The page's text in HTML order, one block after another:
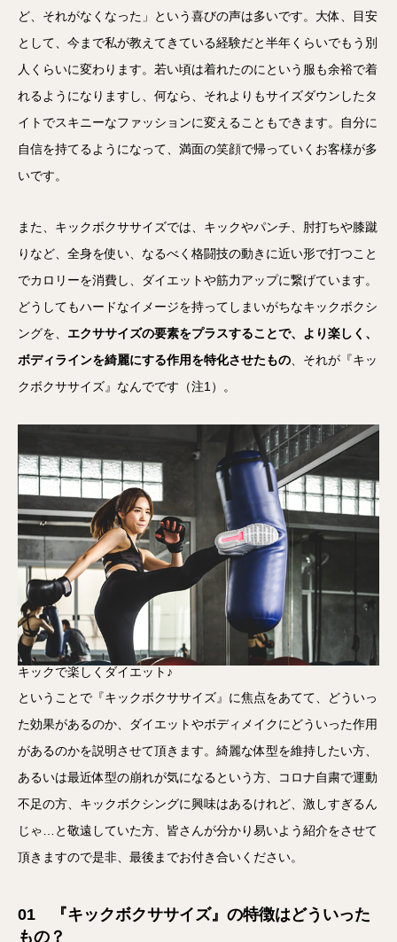
ど、それがなくなった」という喜びの声は多いです。大体、目安
として、今まで私が教えてきている経験だと半年くらいでもう別
人くらいに変わります。若い頃は着れたのにという服も余裕で着
れるようになりますし、何なら、それよりもサイズダウンしたタ
イトでスキニーなファッションに変えることもできます。自分に
自信を持てるようになって、満面の笑顔で帰っていくお客様が多
いです。
また、キックボクササイズでは、キックやパンチ、肘打ちや膝蹴
りなど、全身を使い、なるべく格闘技の動きに近い形で打つこと
でカロリーを消費し、ダイエットや筋力アップに繋げています。
どうしてもハードなイメージを持ってしまいがちなキックボクシ
ングを、 エクササイズの要素をプラスすることで、より楽しく、
ボディラインを綺麗にする作用を特化させたもの 、それが『キッ
クボクササイズ』なんでです（注1）。
キックで楽しくダイエット♪
ということで『キックボクササイズ』に焦点をあてて、どういっ
た効果があるのか、ダイエットやボディメイクにどういった作用
があるのかを説明させて頂きます。綺麗な体型を維持したい方、
あるいは最近体型の崩れが気になるという方、コロナ自粛で運動
不足の方、キックボクシングに興味はあるけれど、激しすぎるん
じゃ…と敬遠していた方、皆さんが分かり易いよう紹介をさせて
頂きますので是非、最後までお付き合いください。
01 『キックボクササイズ』の特徴はどういった
もの？